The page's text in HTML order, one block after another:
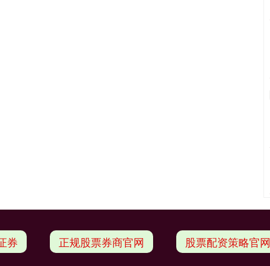
券 正规股票券商官网 股票配资策略官网